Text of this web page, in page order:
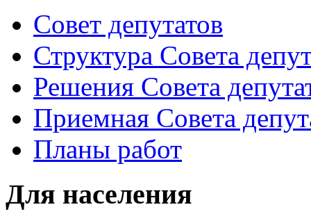
Совет депутатов
Структура Совета
Решения Совета
Приемная Совета
Планы работ
Для населения